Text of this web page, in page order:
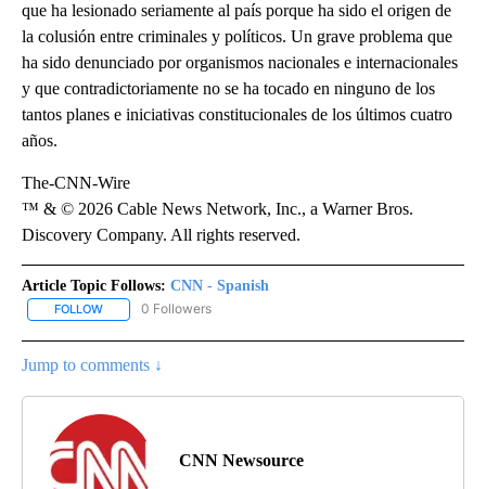
que ha lesionado seriamente al país porque ha sido el origen de
la colusión entre criminales y políticos. Un grave problema que
ha sido denunciado por organismos nacionales e internacionales
y que contradictoriamente no se ha tocado en ninguno de los
tantos planes e iniciativas constitucionales de los últimos cuatro
años.
The-CNN-Wire
™ & © 2026 Cable News Network, Inc., a Warner Bros.
Discovery Company. All rights reserved.
Article Topic Follows: CNN - Spanish
FOLLOW FOLLOW "CNN - SPANISH" TO RECEIVE NOTIFICATIONS ABOUT
0 Followers
Jump to comments ↓
CNN Newsource